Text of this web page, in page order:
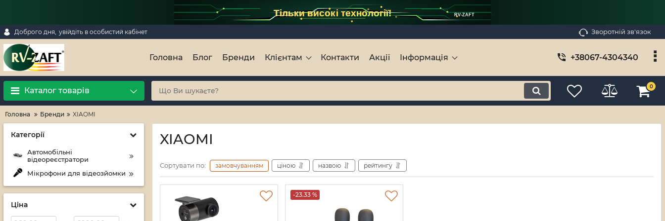
Тільки високі технології! RV-ZAFT
Доброго дня, увійдіть в особистий кабінет Зворотній зв'язок
Головна Блог Бренди Клієнтам Контакти Акції Інформація +38067-4304340
Каталог товарів 0
Головна Бренди XIAOMI
Категорії
Автомобільні
відеореєстратори
Мікрофони для відеозйомки
Ціна
XIAOMI
Сортувати по: замовчуванням ціною назвою рейтингу
-23.33 %